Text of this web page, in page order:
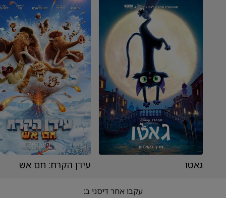
גאטו עידן הקרח: חם אש
עקבו אחר דיסני ב: